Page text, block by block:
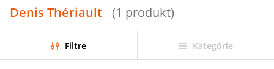
Denis Thériault (1 produkt)
Filtre Kategórie